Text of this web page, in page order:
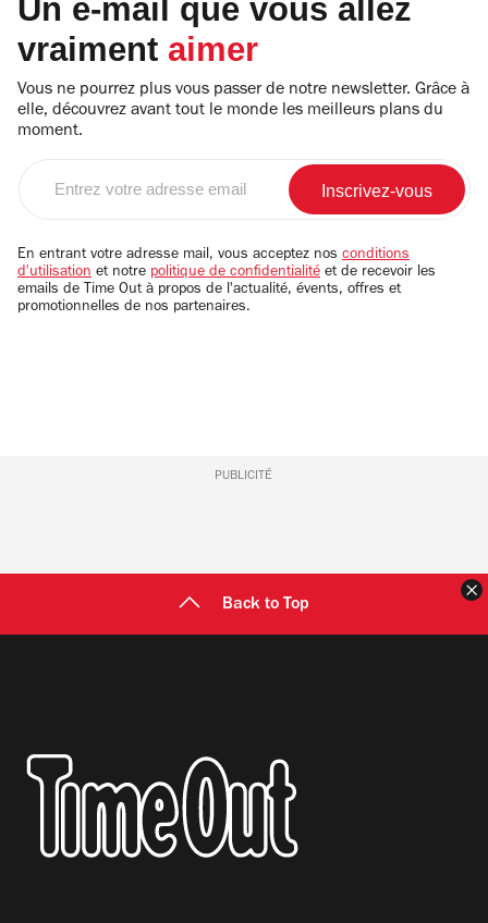
Un e-mail que vous allez
vraiment aimer
Vous ne pourrez plus vous passer de notre newsletter. Grâce à
elle, découvrez avant tout le monde les meilleurs plans du
moment.
email
En entrant votre adresse mail, vous acceptez nos conditions
d'utilisation et notre politique de confidentialité et de recevoir les
emails de Time Out à propos de l'actualité, évents, offres et
promotionnelles de nos partenaires.
PUBLICITÉ
Back to Top